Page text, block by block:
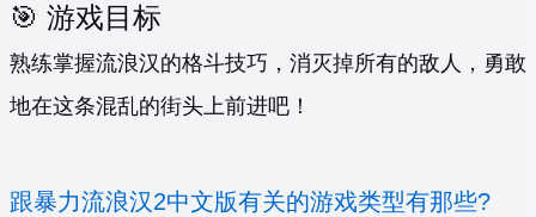
🎯 游戏目标
熟练掌握流浪汉的格斗技巧，消灭掉所有的敌人，勇敢
地在这条混乱的街头上前进吧！
跟暴力流浪汉2中文版有关的游戏类型有那些?